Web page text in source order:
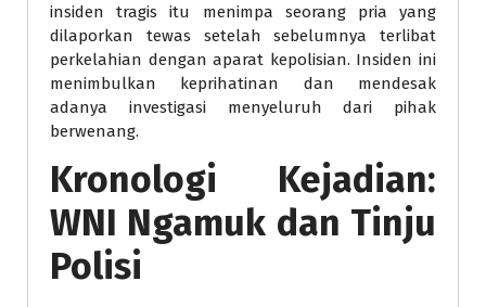
insiden tragis itu menimpa seorang pria yang
dilaporkan tewas setelah sebelumnya terlibat
perkelahian dengan aparat kepolisian. Insiden ini
menimbulkan keprihatinan dan mendesak
adanya investigasi menyeluruh dari pihak
berwenang.
Kronologi Kejadian:
WNI Ngamuk dan Tinju
Polisi